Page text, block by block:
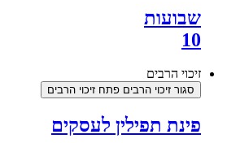
שבועות
10
זיכוי הרבים
סגור זיכוי הרבים פתח זיכוי הרבים
פינת תפילין לעסקים